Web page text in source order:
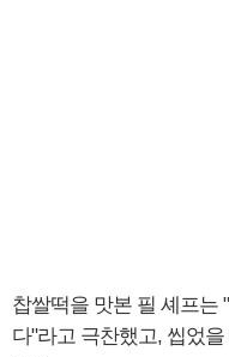
찹쌀떡을 맛본 필 셰프는
다"라고 극찬했고, 씹었